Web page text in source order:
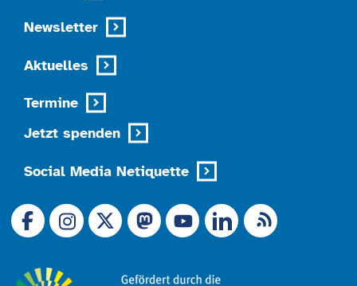
Newsletter
Aktuelles
Termine
Jetzt spenden
Social Media Netiquette
Link zu X (Ex-Twitter)
RSS-Feed